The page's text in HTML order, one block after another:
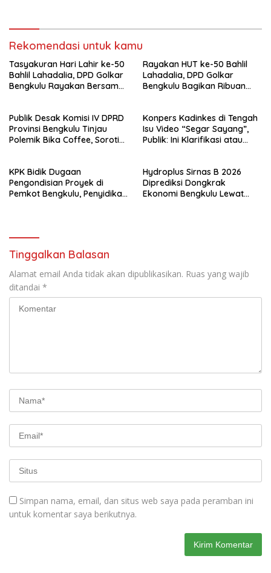
Rekomendasi untuk kamu
Tasyakuran Hari Lahir ke-50
Bahlil Lahadalia, DPD Golkar
Bengkulu Rayakan Bersama
Rayakan HUT ke-50 Bahlil
Lahadalia, DPD Golkar
Bengkulu Bagikan Ribuan
Publik Desak Komisi IV DPRD
Provinsi Bengkulu Tinjau
Polemik Bika Coffee, Soroti
Konpers Kadinkes di Tengah
Isu Video “Segar Sayang”,
Publik: Ini Klarifikasi atau
KPK Bidik Dugaan
Pengondisian Proyek di
Pemkot Bengkulu, Penyidikan
Hydroplus Sirnas B 2026
Diprediksi Dongkrak
Ekonomi Bengkulu Lewat
Tinggalkan Balasan
Alamat email Anda tidak akan dipublikasikan. Ruas yang wajib
ditandai *
Simpan nama, email, dan situs web saya pada peramban ini
untuk komentar saya berikutnya.